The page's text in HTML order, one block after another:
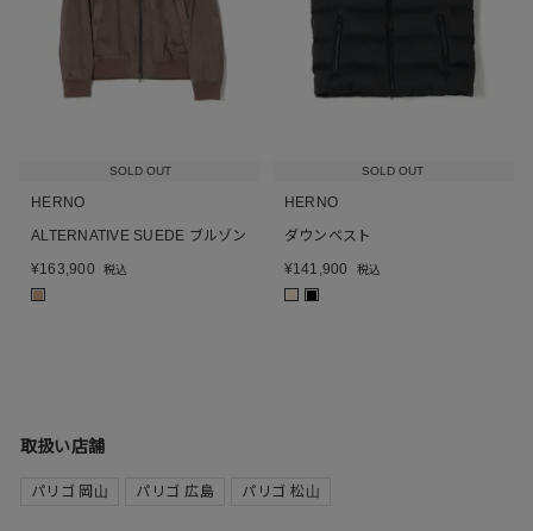
SOLD OUT
HERNO
ALTERNATIVE SUEDE ブルゾン
¥163,900 税込
■
SOLD OUT
HERNO
ダウンベスト
¥141,900 税込
■
取扱い店舗
パリゴ 岡山 パリゴ 広島 パリゴ 松山